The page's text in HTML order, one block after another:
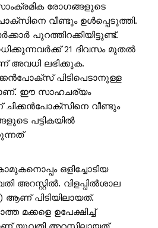
രോഗങ്ങളുടെ
വീണ്ടും ഉൾപ്പെടുത്തി.
പുറത്തിറക്കിയിട്ടുണ്ട്.
21 ദിവസം മുതൽ
അവധി ലഭിക്കുക.
പിടിപെടാനുള്ള
ഈ സാഹചര്യം
വീണ്ടും
പട്ടികയിൽ
ഒളിച്ചോടിയ
അറസ്റ്റിൽ. വിളപ്പിൽശാല
ആണ് പിടിയിലായത്.
മക്കളെ ഉപേക്ഷിച്ച്